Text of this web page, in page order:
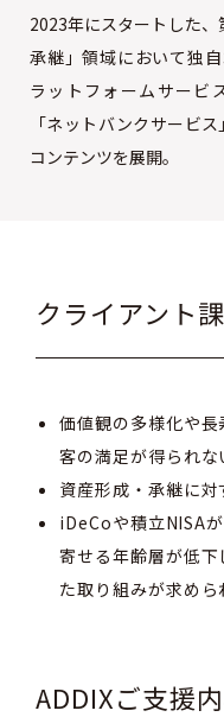
2023年にスタートした、
承継」領域において独
ラットフォームサービ
「ネットバンクサービ
コンテンツを展開。
クライアント
価値観の多様化や
客の満足が得られな
資産形成・承継に
iDeCoや積立NISA
寄せる年齢層が低
た取り組みが求めら
ADDIXご支援